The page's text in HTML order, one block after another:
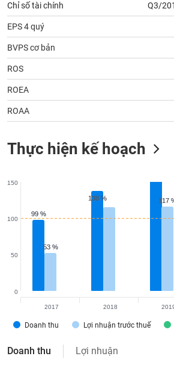
Chỉ số tài chính Q3/
EPS 4 quý
BVPS cơ bản
ROS
ROEA
ROAA
Thực hiện kế hoạch
99 %
99 %
138 %
138 %
53 %
53 %
117
117
Doanh thu Lợi nhuận trước thuế
0
50
100
150
2017 2018
Doanh thu Lợi nhuận
Công
đầu
tư
Truyền
tài
chính
Dữ
chính